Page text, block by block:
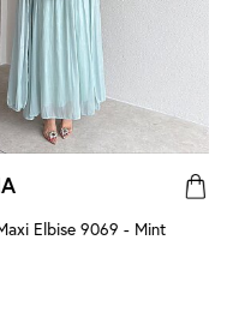
Elbise 9069 - Mint